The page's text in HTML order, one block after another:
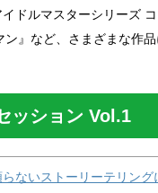
ドルマスターシリーズ
』など、さまざまな作
ッション Vol.1
ないストーリーテリング